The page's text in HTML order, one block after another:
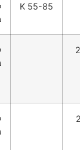
55-85 K